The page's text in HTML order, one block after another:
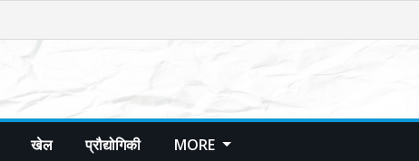
खेल प्रौद्योगिकी MORE